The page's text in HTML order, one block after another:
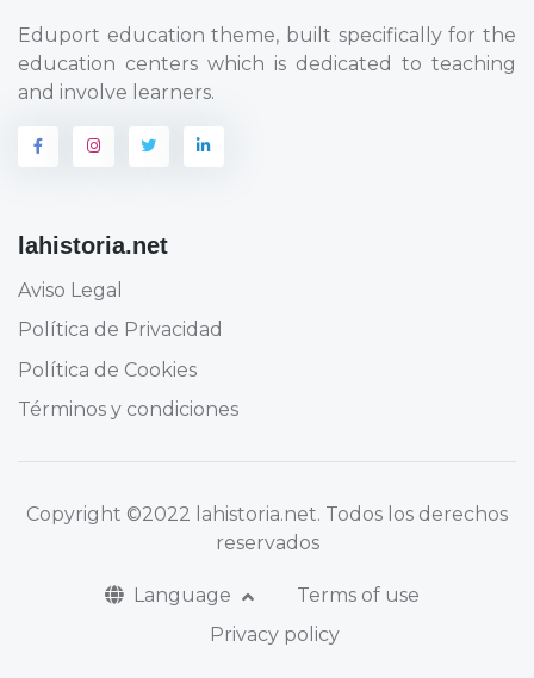
Eduport education theme, built specifically for the
education centers which is dedicated to teaching
and involve learners.
lahistoria.net
Aviso Legal
Política de Privacidad
Política de Cookies
Términos y condiciones
Copyright ©2022 lahistoria.net. Todos los derechos
reservados
Language
Terms of use
Privacy policy